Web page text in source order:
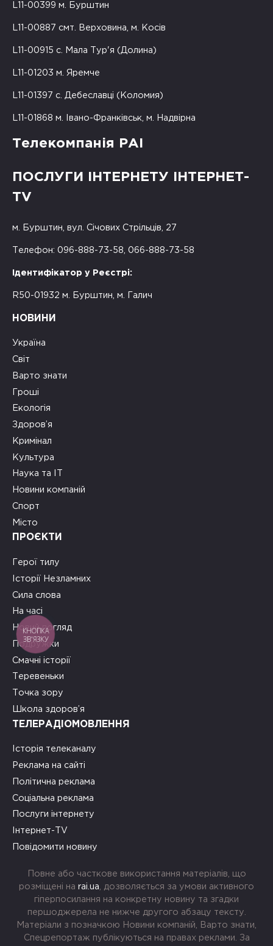
L11-00399 м. Бурштин
L11-00887 смт. Верховина, м. Косів
L11-00915 с. Мала Тур'я (Долина)
L11-01203 м. Яремче
L11-01397 с. Дебеславці (Коломия)
L11-01868 м. Івано-Франківськ, м. Надвірна
Телекомпанія РАІ
ПОСЛУГИ ІНТЕРНЕТУ ІНТЕРНЕТ-
TV
м. Бурштин, вул. Січових Стрільців, 27
Телефон: 096-888-73-58, 066-888-73-58
Ідентифікатор у Реєстрі:
R50-01932 м. Бурштин, м. Галич
НОВИНИ
Україна
Світ
Варто знати
Гроші
Екологія
Здоров’я
Кримінал
Культура
Наука та ІТ
Новини компаній
Спорт
Місто
ПРОЄКТИ
Герої тилу
Історії Незламних
Сила слова
На часі
Новий погляд
Подружки
Смачні історії
Теревеньки
Точка зору
Школа здоров’я
ТЕЛЕРАДІОМОВЛЕННЯ
Історія телеканалу
Реклама на сайті
Політична реклама
Соціальна реклама
Послуги інтернету
Інтернет-TV
Повідомити новину
Повне або часткове використання матеріалів, що
розміщені на rai.ua , дозволяється за умови активного
гіперпосилання на конкретну новину та згадки
першоджерела не нижче другого абзацу тексту.
Матеріали з позначкою Новини компаній, Варто знати,
Спецрепортаж публікуються на правах реклами. За
КНОПКА
ЗВ'ЯЗКУ